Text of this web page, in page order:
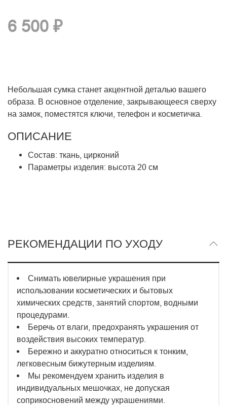
6 500 ₽
Небольшая сумка станет акцентной деталью вашего
образа. В основное отделение, закрывающееся сверху
на замок , поместятся ключи, телефон и косметичка
ОПИСАНИЕ
Состав: ткань, цирконий
Параметры изделия: высота 20 см
РЕКОМЕНДАЦИИ ПО УХОДУ
Снимать ювелирные украшения при
использовании косметических и бытовых
химических средств, занятий спортом, водными
процедурами.
Беречь от влаги, предохранять украшения от
воздействия высоких температур.
Бережно и аккуратно относиться к тонким,
легковесным бижутерным изделиям.
Мы рекомендуем хранить изделия в
индивидуальных мешочках, не допуская
соприкосновений между украшениями.